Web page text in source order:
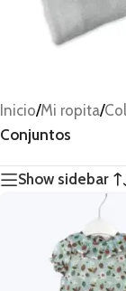
Inicio/Mi ropita/
Conjuntos
Show sidebar